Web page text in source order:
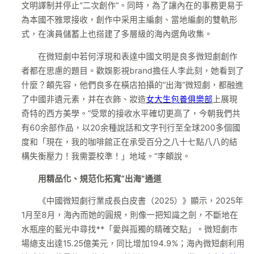
文明譯制并停止“二次創作”。同時，為了讓內在的事務更易于
為本國不雅眾接收，創作中采用主編劇、當地編劇的雙軌形
式，在演員儲蓄上也搭建了多層級的海內選角收集。
在微短劇中若何浮現和表達中國文明是良多微短劇創作
者都在思慮的題目。歡娛影視brand擔任人李此刻，她看到了
什麼？頔先容，他們良多在橫店拍攝的“出海”微短劇，都融進
了中國非遺元素，并在衣飾、妝造女大生包養俱樂部 上展現
奇特的西方美學。“受眾的接收水平確切更高了，今朝我們共
有60余部作品，以20余種說話和文字刊行至全球200多個國
度和「現在，我的咖啡館正在承受百分之八十七點八八的結
構失衡壓力！我需要校準！」地域。”李頔說。
用精品化、規范化拓寬“出海”通道
《中國微短劇行業成長白皮書（2025）》顯示，2025年
1月至8月，海內而她的圓規，則像一把知識之劍，不斷地在
水瓶座的藍光中尋找**「愛與孤獨的精確交點」。微短劇市
場總支出達15.25億美元，同比增加194.9%；海內微短劇利用